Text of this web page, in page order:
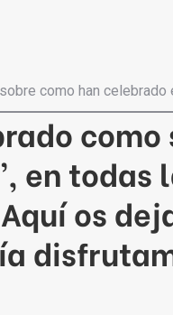
como han
en todas
os